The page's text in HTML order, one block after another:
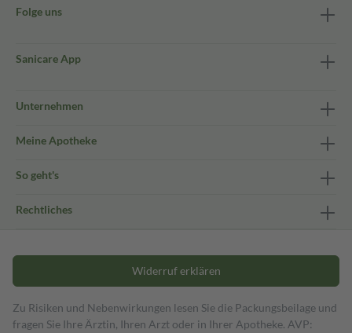
Folge uns
Sanicare App
Unternehmen
Meine Apotheke
So geht's
Rechtliches
Widerruf erklären
Zu Risiken und Nebenwirkungen lesen Sie die Packungsbeilage und
fragen Sie Ihre Ärztin, Ihren Arzt oder in Ihrer Apotheke. AVP: